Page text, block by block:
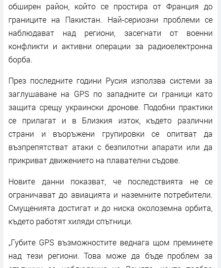
обширен район, който се простира от Франция до
границите на Пакистан. Най-сериозни проблеми се
наблюдават над региони, засегнати от военни
конфликти и активни операции за радиоелектронна
борба.
През последните години Русия използва системи за
заглушаване на GPS по западните си граници като
защита срещу украински дронове. Подобни практики
се прилагат и в Близкия изток, където различни
страни и въоръжени групировки се опитват да
възпрепятстват атаки с безпилотни апарати или да
прикриват движението на плавателни съдове.
Новите данни показват, че последствията не се
ограничават до авиацията и наземните потребители.
Смущенията достигат и до ниска околоземна орбита,
където работят хиляди спътници.
„Губите GPS възможностите веднага щом преминете
над тези региони. Това може да бъде проблем за